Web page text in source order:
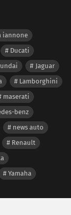
iannone
Ducati
Jaguar
Lamborghini
maserati
benz
news auto
Renault
Yamaha